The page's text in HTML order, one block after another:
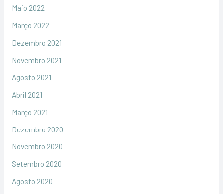
Maio 2022
Março 2022
Dezembro 2021
Novembro 2021
Agosto 2021
Abril 2021
Março 2021
Dezembro 2020
Novembro 2020
Setembro 2020
Agosto 2020